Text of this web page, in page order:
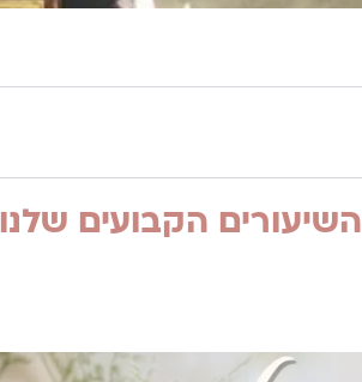
השיעורים הקבועים שלנו